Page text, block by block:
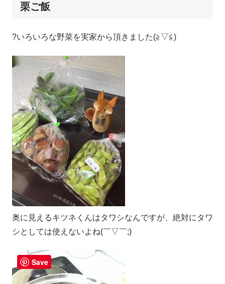
栗ご飯
?いろいろな野菜を実家から頂きました(≧▽≦)
奥に見えるキツネくんはタワシなんですが、絶対にタワ
シとしては使えないよね(￣▽￣;)
Save